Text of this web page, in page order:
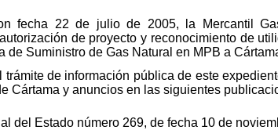
fecha 22 de julio de 2005, la Mercantil
de proyecto y reconocimiento de
de Suministro de Gas Natural en MPB a
trámite de información pública de este
Cártama y anuncios en las siguientes
del Estado número 269, de fecha 10 de